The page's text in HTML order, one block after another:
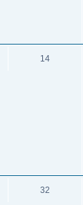
14
32